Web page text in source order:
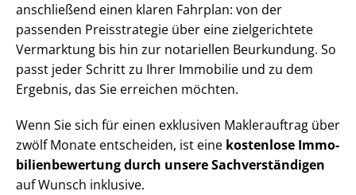
anschließend einen klaren Fahrplan: von der
passenden Preisstrategie über eine zielgerichtete
Vermarktung bis hin zur notariellen Beurkundung. So
passt jeder Schritt zu Ihrer Immobilie und zu dem
Ergebnis, das Sie erreichen möchten.
Wenn Sie sich für einen exklusiven Maklerauftrag über
zwölf Monate entscheiden, ist eine kostenlose Im­mo­
bi­li­en­be­wer­tung durch unsere Sach­ver­stän­di­gen
auf Wunsch inklusive.